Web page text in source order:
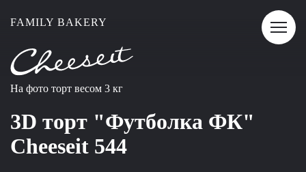
FAMILY BAKERY
На фото торт весом 3 кг
3D торт "Футболка ФК"
Сheeseit 544